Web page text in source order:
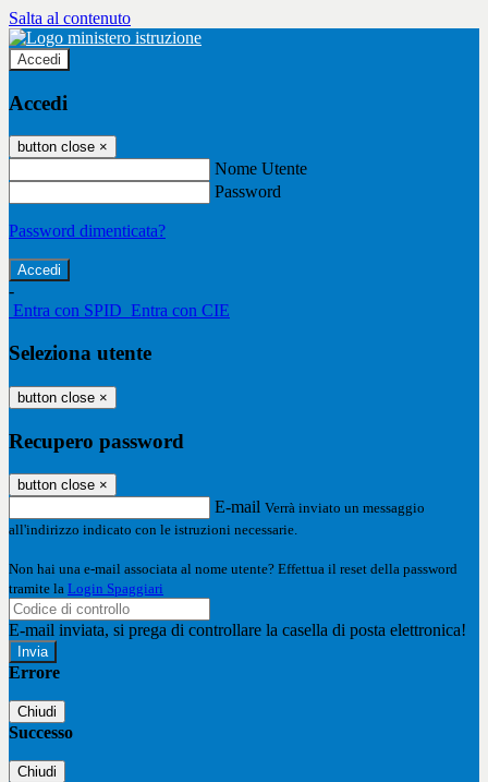
Salta al contenuto
Accedi
Accedi
button close ×
Nome Utente
Password
Password dimenticata?
-
Entra con SPID Entra con CIE
Seleziona utente
button close ×
Recupero password
button close ×
E-mail Verrà inviato un messaggio
all'indirizzo indicato con le istruzioni necessarie.
Non hai una e-mail associata al nome utente? Effettua il reset della password
tramite la Login Spaggiari
E-mail inviata, si prega di controllare la casella di posta elettronica!
Errore
Chiudi
Successo
Chiudi